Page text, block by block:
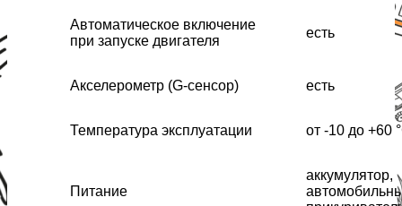
Автоматическое включение
при запуске двигателя
есть
Акселерометр (G-сенсор) есть
Температура эксплуатации от -10 до +60
Питание
аккумулятор,